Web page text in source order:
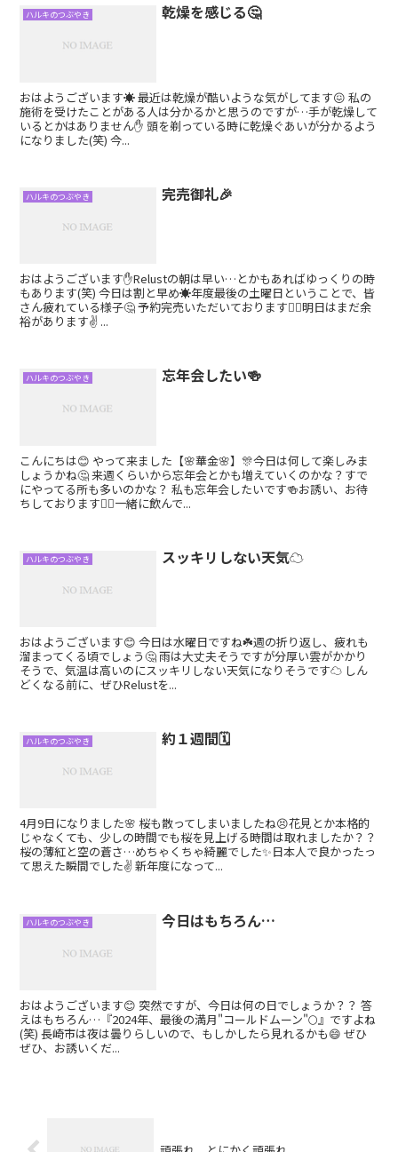
ハルキのつぶやき 乾燥を感じる🤔
おはようございます☀️ 最近は乾燥が酷いような気がしてます😖 私の
施術を受けたことがある人は分かるかと思うのですが…手が乾燥して
いるとかはありません✋ 頭を剃っている時に乾燥ぐあいが分かるよう
になりました(笑) 今...
ハルキのつぶやき 完売御礼🎉
おはようございます✋Relustの朝は早い…とかもあればゆっくりの時
もあります(笑) 今日は割と早め☀️年度最後の土曜日ということで、皆
さん疲れている様子🤔 予約完売いただいております🏋️‍♂️明日はまだ余
裕があります✌️ ...
ハルキのつぶやき 忘年会したい🍻
こんにちは😊 やって来ました【🌸華金🌸】🎊今日は何して楽しみま
しょうかね🤔 来週くらいから忘年会とかも増えていくのかな？すで
にやってる所も多いのかな？ 私も忘年会したいです🍻お誘い、お待
ちしております🙇‍♂️一緒に飲んで...
ハルキのつぶやき スッキリしない天気☁
おはようございます😊 今日は水曜日ですね☘️週の折り返し、疲れも
溜まってくる頃でしょう🤔 雨は大丈夫そうですが分厚い雲がかかり
そうで、気温は高いのにスッキリしない天気になりそうです☁ しん
どくなる前に、ぜひRelustを...
ハルキのつぶやき 約１週間🗓
4月9日になりました🌸 桜も散ってしまいましたね😣花見とか本格的
じゃなくても、少しの時間でも桜を見上げる時間は取れましたか？？
桜の薄紅と空の蒼さ…めちゃくちゃ綺麗でした✨日本人で良かったっ
て思えた瞬間でした✌️ 新年度になって...
ハルキのつぶやき 今日はもちろん…
おはようございます😊 突然ですが、今日は何の日でしょうか？？ 答
えはもちろん…『2024年、最後の満月"コールドムーン"🌕』ですよね
(笑) 長崎市は夜は曇りらしいので、もしかしたら見れるかも😄 ぜひ
ぜひ、お誘いくだ...